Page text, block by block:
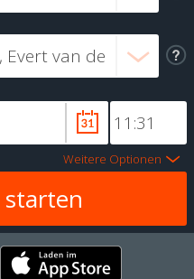
Weitere Optionen